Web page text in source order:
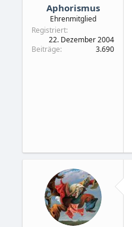
Aphorismus
Ehrenmitglied
Registriert
22. Dezember 2004
Beiträge
3.690